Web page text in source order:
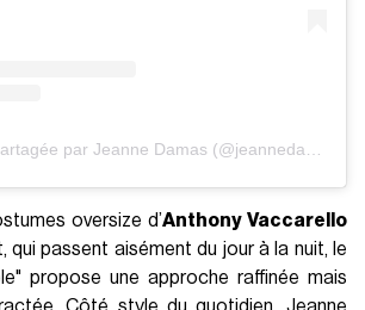
oversize d’Anthony Vaccarello
qui passent aisément du jour à la nuit, le
propose une approche raffinée mais